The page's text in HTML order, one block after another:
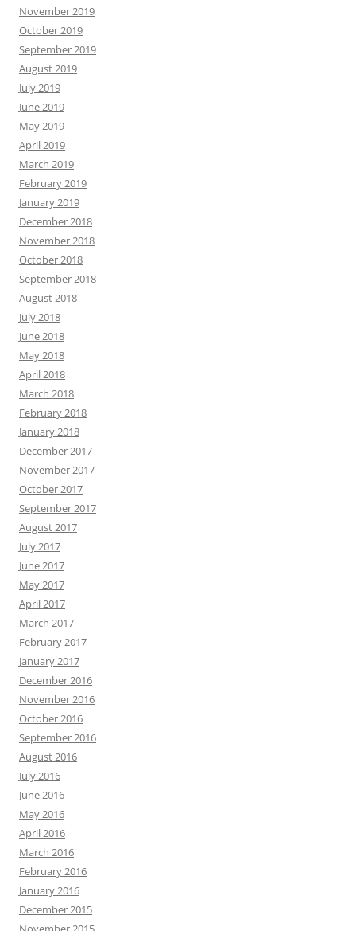
November 2019
October 2019
September 2019
August 2019
July 2019
June 2019
May 2019
April 2019
March 2019
February 2019
January 2019
December 2018
November 2018
October 2018
September 2018
August 2018
July 2018
June 2018
May 2018
April 2018
March 2018
February 2018
January 2018
December 2017
November 2017
October 2017
September 2017
August 2017
July 2017
June 2017
May 2017
April 2017
March 2017
February 2017
January 2017
December 2016
November 2016
October 2016
September 2016
August 2016
July 2016
June 2016
May 2016
April 2016
March 2016
February 2016
January 2016
December 2015